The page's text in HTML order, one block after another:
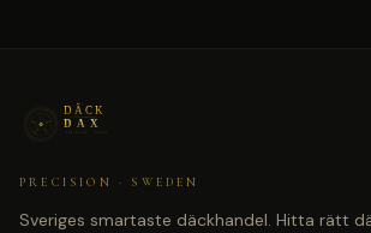
PRECISION · SWEDEN
Sveriges smartaste däckhandel. Hitta rätt